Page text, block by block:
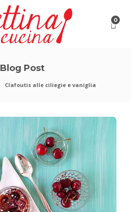
0
Blog Post
Clafoutis alle ciliegie e vaniglia